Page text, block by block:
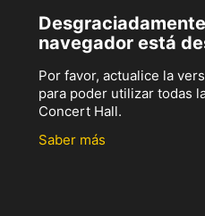
navegador está
Por favor, actualice la
para poder utilizar todas
Concert Hall.
Saber más